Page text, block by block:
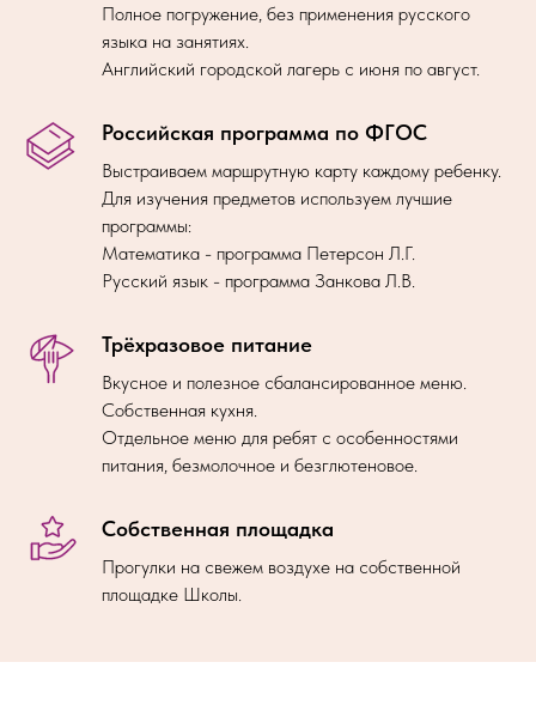
Полное погружение, без применения русского
языка на занятиях.
Английский городской лагерь с июня по август.
Российская программа по ФГОС
Выстраиваем маршрутную карту каждому ребенку.
Для изучения предметов используем лучшие
программы:
Математика - программа Петерсон Л.Г.
Русский язык - программа Занкова Л.В.
Трёхразовое питание
Вкусное и полезное сбалансированное меню.
Собственная кухня.
Отдельное меню для ребят с особенностями
питания, безмолочное и безглютеновое.
Собственная площадка
Прогулки на свежем воздухе на собственной
площадке Школы.